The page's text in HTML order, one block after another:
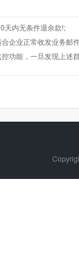
天内无条件退余款!;
企业正常收发业务邮
功能，一旦发现上述